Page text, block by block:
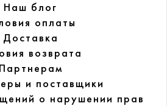
Наш блог
оплаты
Доставка
возврата
Партнерам
и поставщики
о нарушении прав